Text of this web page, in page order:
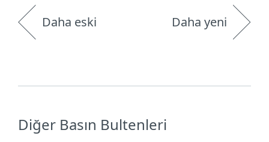
Daha eski Daha yeni
Diğer Basın Bultenleri